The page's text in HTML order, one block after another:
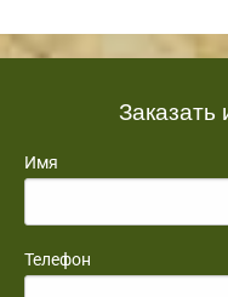
Заказать
Имя
Телефон